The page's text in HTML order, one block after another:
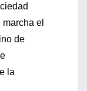
el
de
la